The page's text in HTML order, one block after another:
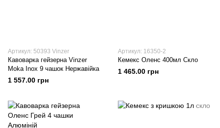
Артикул: 50393 Vinzer
Кавоварка гейзерна Vinzer
Moka Inox 9 чашок Нержавійка
1 557.00 грн
Артикул: 16350-2
Кемекс Оленс 400мл Скло
1 465.00 грн